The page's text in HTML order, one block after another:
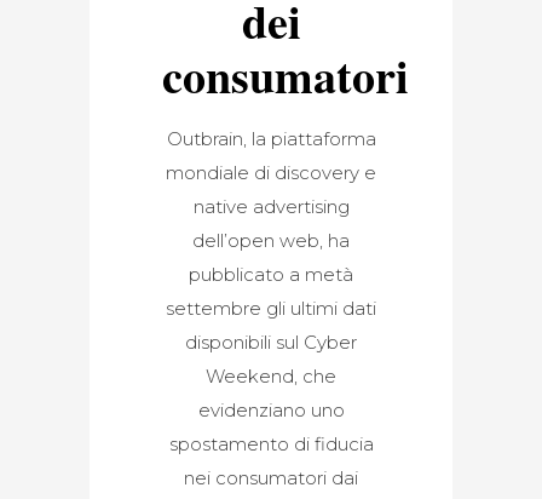
dei
consumatori
Outbrain, la piattaforma
mondiale di discovery e
native advertising
dell’open web, ha
pubblicato a metà
settembre gli ultimi dati
disponibili sul Cyber
Weekend, che
evidenziano uno
spostamento di fiducia
nei consumatori dai